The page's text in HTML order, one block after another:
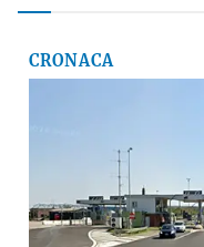
CRONACA